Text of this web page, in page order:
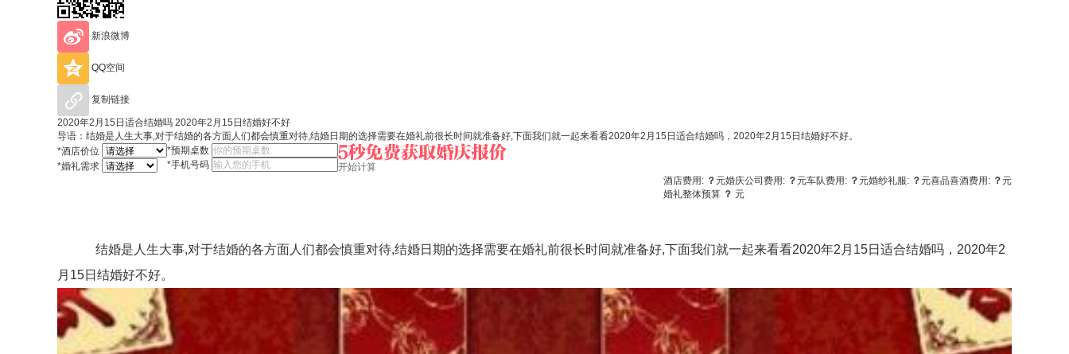
新浪微博
QQ空间
复制链接
2020年2月15日适合结婚吗 2020年2月15日结婚好不好
导语：结婚是人生大事,对于结婚的各方面人们都会慎重对待,结婚日期的选择需要在婚礼前很长时间就准备好,下面我们就一起来看看2020年2月15日适合结婚吗，2020年2月15日结婚好不好。
*酒店价位
*婚礼需求
*预期桌数
*手机号码
开始计算
酒店费用: ？元婚庆公司费用: ？元车队费用: ？元婚纱礼服: ？元喜品喜酒费用: ？元
婚礼整体预算 ？ 元
结婚是人生大事,对于结婚的各方面人们都会慎重对待,结婚日期的选择需要在婚礼前很长时间就准备好,下面我们就一起来看看2020年2月15日适合结婚吗，2020年2
月15日结婚好不好。